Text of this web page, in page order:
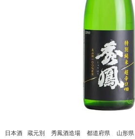
日本酒 蔵元別 秀鳳酒造場 都道府県 山形県